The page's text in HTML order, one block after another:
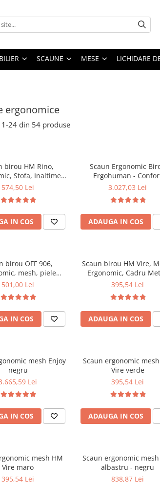
SCAUNE MESE LICHIDARE
ergonomice
1-24 din 54 produse
birou HM Rino,
Stofa, Inaltime
Mecanism
cm, Gri
574,50 Lei
IN COS
Scaun Ergonomic
Ergohuman -
Premium, Reglaje
Performanta la Birou
3.027,03 Lei
ADAUGA IN COS
birou OFF 906,
mesh, piele
cadru cromat,
negru
501,00 Lei
IN COS
Scaun birou HM Vire,
Ergonomic, Cadru
Tetiera cu piele
balansare, 100 Kg,
395,54 Lei
ADAUGA IN COS
mesh Enjoy
negru
Lei
IN COS
Scaun ergonomic
Vire verde
395,54 Lei
ADAUGA IN COS
mesh HM
Vire maro
395,54 Lei
Scaun ergonomic mesh
albastru - negru
838,87 Lei